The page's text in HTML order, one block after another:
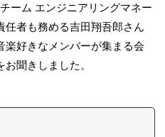
ーム エンジニアリングマネー
任者も務める吉田翔吾郎さん
楽好きなメンバーが集まる会
聞きしました。